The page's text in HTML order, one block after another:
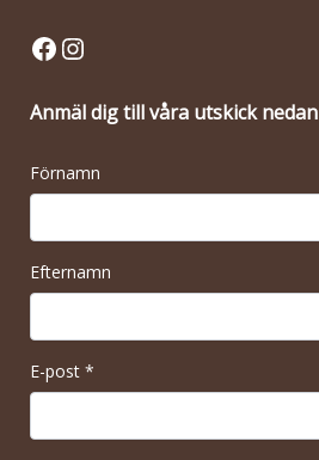
Facebook
Instagram
Anmäl dig till våra utskick nedan
Förnamn
Efternamn
E-post *